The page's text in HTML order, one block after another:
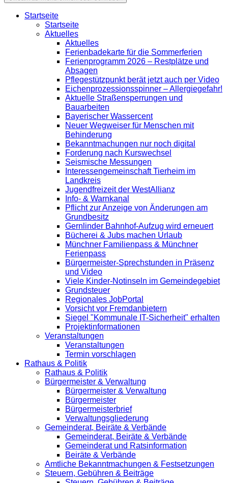
Startseite
Startseite
Aktuelles
Aktuelles
Ferienbadekarte für die Sommerferien
Ferienprogramm 2026 – Restplätze und
Absagen
Pflegestützpunkt berät jetzt auch per Video
Eichenprozessionsspinner – Allergiegefahr!
Aktuelle Straßensperrungen und
Bauarbeiten
Bayerischer Wassercent
Neuer Wegweiser für Menschen mit
Behinderung
Bekanntmachungen nur noch digital
Forderung nach Kurswechsel
Seismische Messungen
Interessengemeinschaft Tierheim im
Landkreis
Jugendfreizeit der WestAllianz
Info- & Warnkanal
Pflicht zur Anzeige von Änderungen am
Grundbesitz
Gernlinder Bahnhof-Aufzug wird erneuert
Bücherei & Jubs machen Urlaub
Münchner Familienpass & Münchner
Ferienpass
Bürgermeister-Sprechstunden in Präsenz
und Video
Viele Kinder-Notinseln im Gemeindegebiet
Grundsteuer
Regionales JobPortal
Vorsicht vor Fremdanbietern
Siegel "Kommunale IT-Sicherheit" erhalten
Projektinformationen
Veranstaltungen
Veranstaltungen
Termin vorschlagen
Rathaus & Politik
Rathaus & Politik
Bürgermeister & Verwaltung
Bürgermeister & Verwaltung
Bürgermeister
Bürgermeisterbrief
Verwaltungsgliederung
Gemeinderat, Beiräte & Verbände
Gemeinderat, Beiräte & Verbände
Gemeinderat und Ratsinformation
Beiräte & Verbände
Amtliche Bekanntmachungen & Festsetzungen
Steuern, Gebühren & Beiträge